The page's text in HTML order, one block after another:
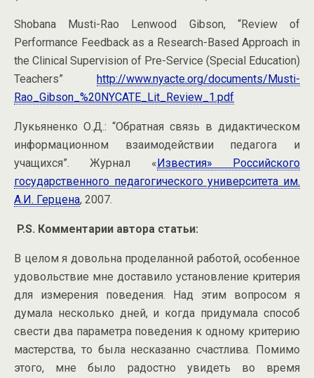
Shobana Musti-Rao Lenwood Gibson, “Review of
Performance Feedback as a Research-Based Approach in
the Clinical Supervision of Pre-Service (Special Education)
Teachers” http://www.nyacte.org/documents/Musti-
Rao_Gibson_%20NYCATE_Lit_Review_1.pdf
Лукьяненко О.Д.: “Обратная связь в дидактическом
информационном взаимодействии педагога и
учащихся”. Журнал «Известия» Российского
государственного педагогического университета им.
А.И. Герцена, 2007.
P.S. Комментарии автора статьи:
В целом я довольна проделанной работой, особенное
удовольствие мне доставило установление критерия
для измерения поведения. Над этим вопросом я
думала несколько дней, и когда придумала способ
свести два параметра поведения к одному критерию
мастерства, то была несказанно счастлива. Помимо
этого, мне было радостно увидеть во время